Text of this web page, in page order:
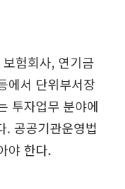
험회사, 연기금
에서 단위부서장
투자업무 분야에
. 공공기관운영법
야 한다.